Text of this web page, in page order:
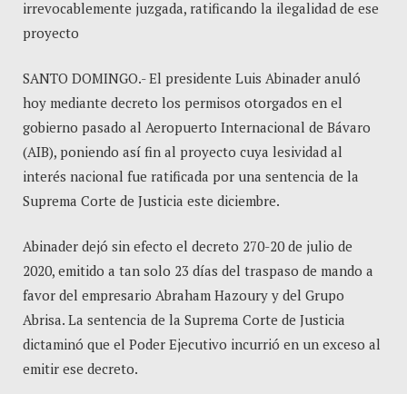
irrevocablemente juzgada, ratificando la ilegalidad de ese
proyecto
SANTO DOMINGO.- El presidente Luis Abinader anuló
hoy mediante decreto los permisos otorgados en el
gobierno pasado al Aeropuerto Internacional de Bávaro
(AIB), poniendo así fin al proyecto cuya lesividad al
interés nacional fue ratificada por una sentencia de la
Suprema Corte de Justicia este diciembre.
Abinader dejó sin efecto el decreto 270-20 de julio de
2020, emitido a tan solo 23 días del traspaso de mando a
favor del empresario Abraham Hazoury y del Grupo
Abrisa. La sentencia de la Suprema Corte de Justicia
dictaminó que el Poder Ejecutivo incurrió en un exceso al
emitir ese decreto.